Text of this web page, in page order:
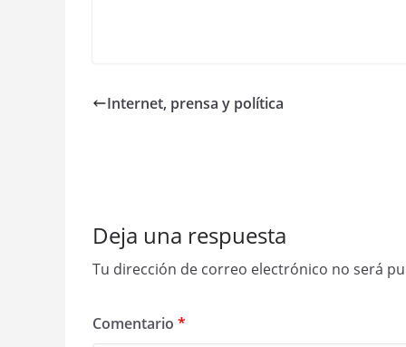
Internet, prensa y política
Deja una respuesta
Tu dirección de correo electrónico no será
Comentario *